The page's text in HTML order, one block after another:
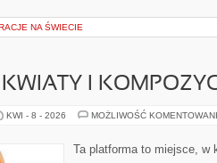
NA ŚWIECIE
I
KWI - 8 - 2026 MOŻLIWOŚĆ
Ta platforma to miejsce, w